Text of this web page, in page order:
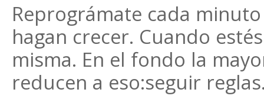
Reprográmate cada
hagan crecer. Cuando
misma. En el fondo la
reducen a eso:seguir